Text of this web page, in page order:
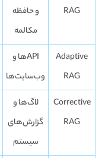
RAG
و حافظه
مکالمه
Adaptive
RAG
APIها و
وب‌سایت‌ها
Corrective
RAG
لاگ‌ها و
گزارش‌های
سیستم